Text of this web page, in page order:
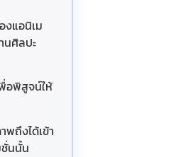
งแอนิเม
นศิลปะ
อพิสูจน์ให้
พถึงได้เข้า
นนั้น